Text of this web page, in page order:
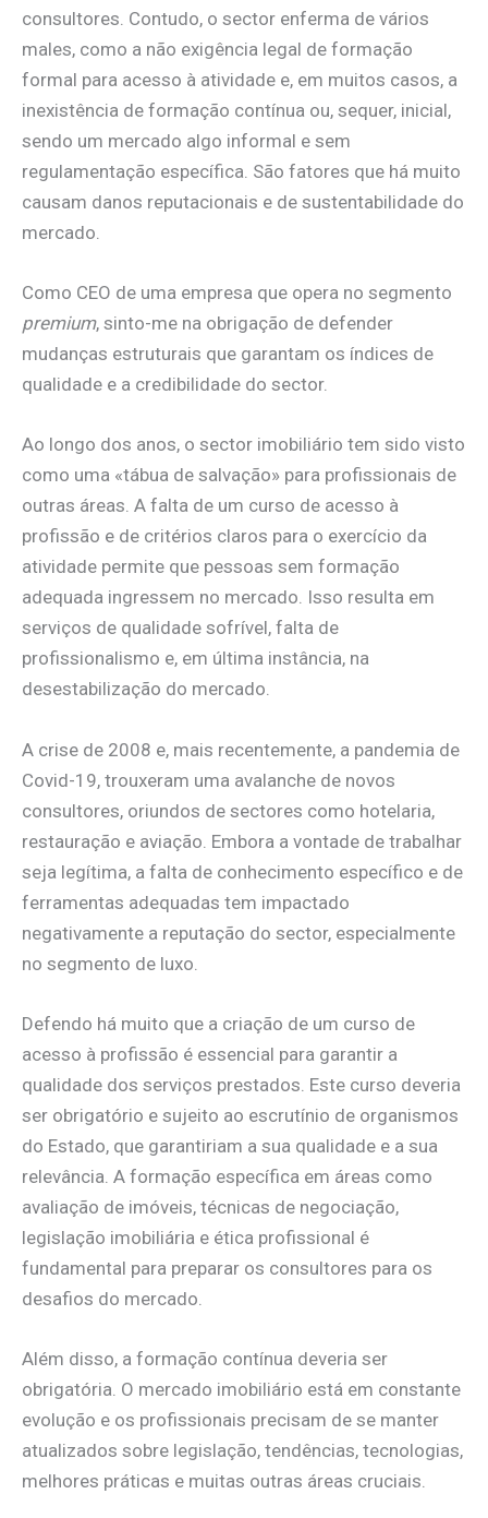
consultores. Contudo, o sector enferma de vários
males, como a não exigência legal de formação
formal para acesso à atividade e, em muitos casos, a
inexistência de formação contínua ou, sequer, inicial,
sendo um mercado algo informal e sem
regulamentação específica. São fatores que há muito
causam danos reputacionais e de sustentabilidade do
mercado.
Como CEO de uma empresa que opera no segmento
premium, sinto-me na obrigação de defender
mudanças estruturais que garantam os índices de
qualidade e a credibilidade do sector.
Ao longo dos anos, o sector imobiliário tem sido visto
como uma «tábua de salvação» para profissionais de
outras áreas. A falta de um curso de acesso à
profissão e de critérios claros para o exercício da
atividade permite que pessoas sem formação
adequada ingressem no mercado. Isso resulta em
serviços de qualidade sofrível, falta de
profissionalismo e, em última instância, na
desestabilização do mercado.
A crise de 2008 e, mais recentemente, a pandemia de
Covid-19, trouxeram uma avalanche de novos
consultores, oriundos de sectores como hotelaria,
restauração e aviação. Embora a vontade de trabalhar
seja legítima, a falta de conhecimento específico e de
ferramentas adequadas tem impactado
negativamente a reputação do sector, especialmente
no segmento de luxo.
Defendo há muito que a criação de um curso de
acesso à profissão é essencial para garantir a
qualidade dos serviços prestados. Este curso deveria
ser obrigatório e sujeito ao escrutínio de organismos
do Estado, que garantiriam a sua qualidade e a sua
relevância. A formação específica em áreas como
avaliação de imóveis, técnicas de negociação,
legislação imobiliária e ética profissional é
fundamental para preparar os consultores para os
desafios do mercado.
Além disso, a formação contínua deveria ser
obrigatória. O mercado imobiliário está em constante
evolução e os profissionais precisam de se manter
atualizados sobre legislação, tendências, tecnologias,
melhores práticas e muitas outras áreas cruciais.